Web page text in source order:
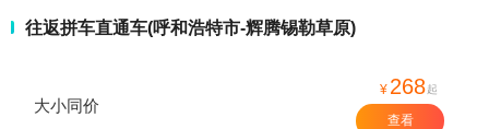
往返拼车直通车(呼和浩特市-辉腾锡勒草原)
大小同价
¥ 268起
查看